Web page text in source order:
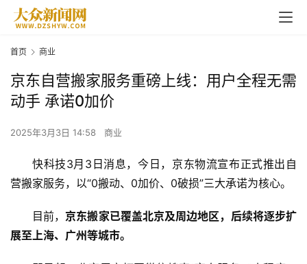
首页 商业
京东自营搬家服务重磅上线：用户全程无需
动手 承诺0加价
2025年3月3日 14:58 商业
快科技3月3日消息，今日，京东物流宣布正式推出自
营搬家服务，以“0搬动、0加价、0破损”三大承诺为核心。
目前， 京东搬家已覆盖北京及周边地区，后续将逐步扩
展至上海、广州等城市。